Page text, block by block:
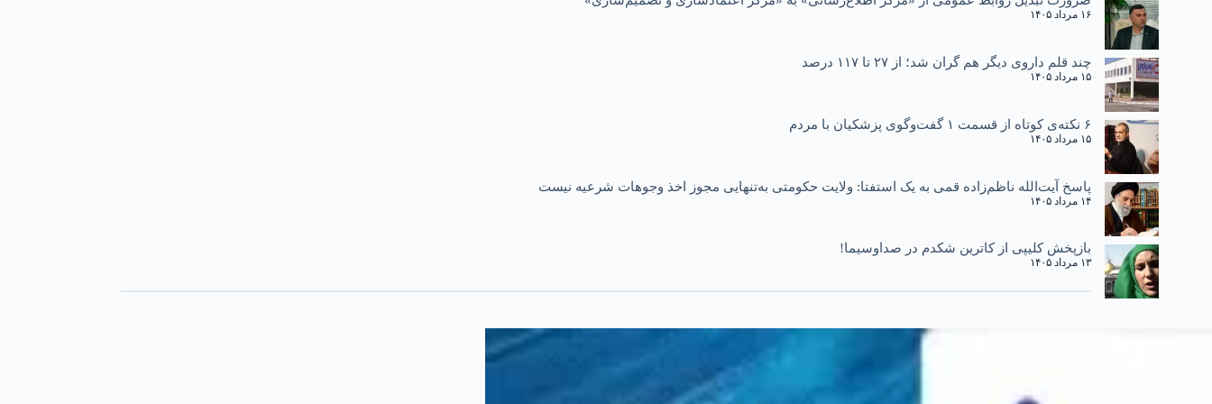
۱۶ مرداد ۱۴۰۵
چند قلم داروی دیگر هم گران شد؛ از ۲۷ تا ۱۱۷ درصد
۱۵ مرداد ۱۴۰۵
۶ نکته‌ی کوتاه از قسمت ۱ گفت‌وگوی پزشکیان با مردم
۱۵ مرداد ۱۴۰۵
پاسخ آیت‌الله ناظم‌زاده قمی به یک استفتا: ولایت حکومتی به‌تنهایی مجوز اخذ وجوهات شرعیه نیست
۱۴ مرداد ۱۴۰۵
بازپخش کلیپی از کاترین شکدم در صداوسیما!
۱۳ مرداد ۱۴۰۵